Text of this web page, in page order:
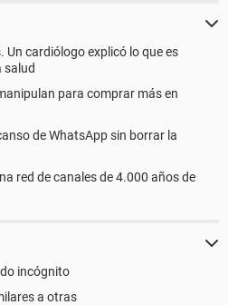
Un cardiólogo explicó lo que es
salud
para comprar más en
de WhatsApp sin borrar la
red de canales de 4.000 años de
incógnito
a otras